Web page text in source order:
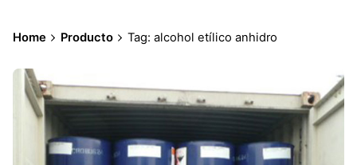
Home Producto Tag: alcohol etílico anhidro